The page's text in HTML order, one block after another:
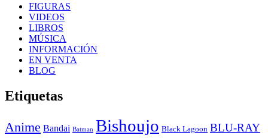
FIGURAS
VIDEOS
LIBROS
MÚSICA
INFORMACIÓN
EN VENTA
BLOG
Etiquetas
Anime Bandai Batman Bishoujo Black Lagoon BLU-RAY